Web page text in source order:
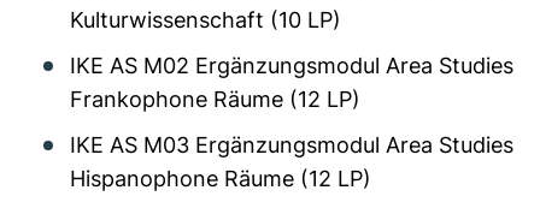
Kulturwissenschaft (10 LP)
IKE AS M02 Ergänzungsmodul Area Studies
Frankophone Räume (12 LP)
IKE AS M03 Ergänzungsmodul Area Studies
Hispanophone Räume (12 LP)